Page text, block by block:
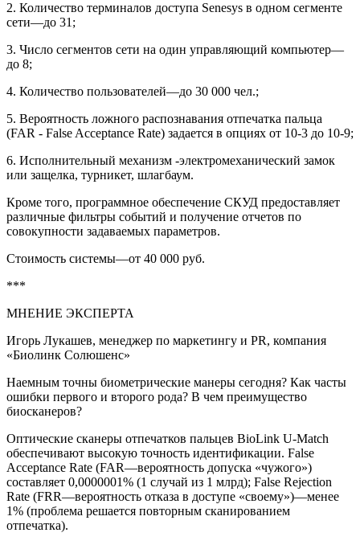
2. Количество терминалов доступа Senesys в одном сегменте
сети—до 31;
3. Число сегментов сети на один управляющий компьютер—
до 8;
4. Количество пользователей—до 30 000 чел.;
5. Вероятность ложного распознавания отпечатка пальца
(FAR - False Acceptance Rate) задается в опциях от 10-3 до 10-9;
6. Исполнительный механизм -электромеханический замок
или защелка, турникет, шлагбаум.
Кроме того, программное обеспечение СКУД предоставляет
различные фильтры событий и получение отчетов по
совокупности задаваемых параметров.
Стоимость системы—от 40 000 руб.
***
МНЕНИЕ ЭКСПЕРТА
Игорь Лукашев, менеджер по маркетингу и PR, компания
«Биолинк Солюшенс»
Наемным точны биометрические манеры сегодня? Как часты
ошибки первого и второго рода? В чем преимущество
биосканеров?
Оптические сканеры отпечатков пальцев BioLink U-Match
обеспечивают высокую точность идентификации. False
Acceptance Rate (FAR—вероятность допуска «чужого»)
составляет 0,0000001% (1 случай из 1 млрд); False Rejection
Rate (FRR—вероятность отказа в доступе «своему»)—менее
1% (проблема решается повторным сканированием
отпечатка).